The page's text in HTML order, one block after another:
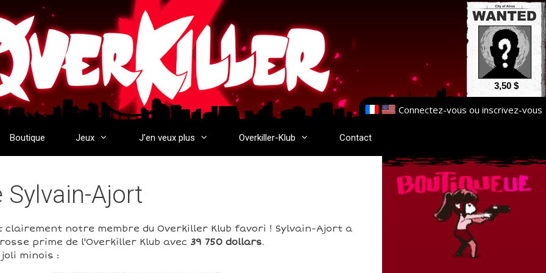
3,50 $
Connectez-vous ou inscrivez-vous
Boutique Jeux J’en veux plus Overkiller-Klub Contact
Sylvain-Ajort
clairement notre membre du Overkiller Klub favori ! Sylvain-Ajort a
prime de l'Overkiller Klub avec 39 750 dollars.
minois :